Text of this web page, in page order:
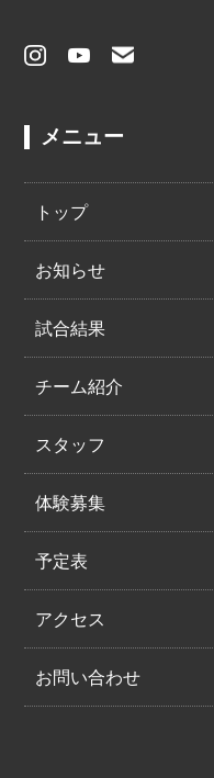
メニュー
トップ
お知らせ
試合結果
チーム紹介
スタッフ
体験募集
予定表
アクセス
お問い合わせ